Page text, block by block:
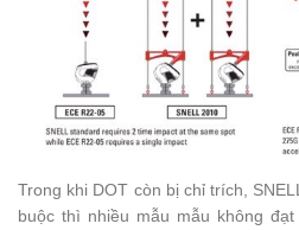
Trong khi DOT còn bị chỉ trích,
buộc thì nhiều mẫu mẫu không